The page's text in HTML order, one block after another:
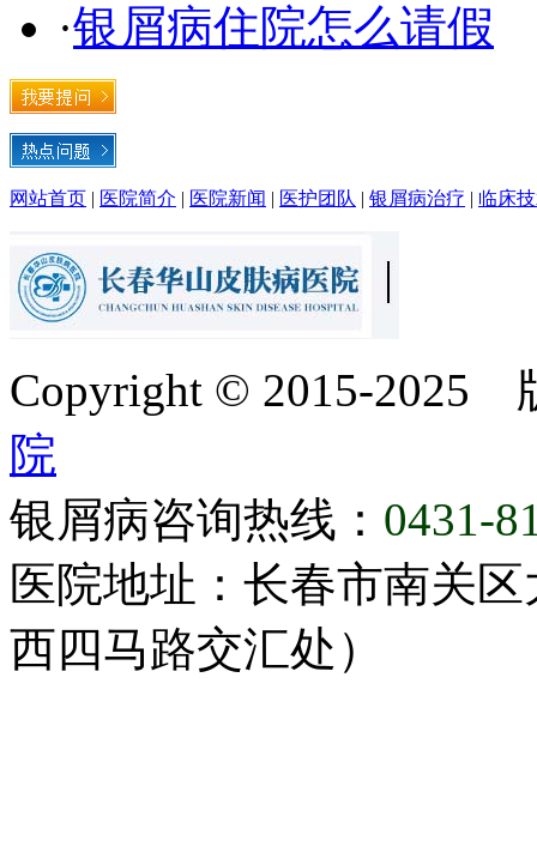
·银屑病住院怎么请假
网站首页 医院简介 医院新闻 医护团队 银屑病治疗 临床
Copyright © 2015-2025
院
银屑病咨询热线： 0431-
医院地址：长春市南关
西四马路交汇处）